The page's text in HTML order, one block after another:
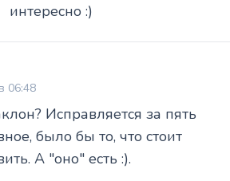
интересно :)
06:48
Исправляется за пять
было бы то, что стоит
А "оно" есть :).